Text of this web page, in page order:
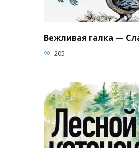
Вежливая галка —
205